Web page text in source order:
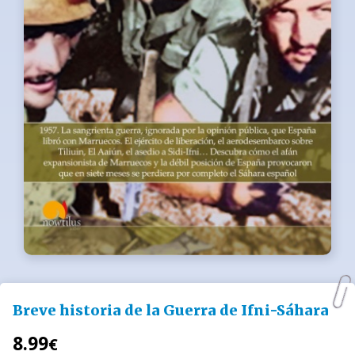
Breve historia de la Guerra de Ifni-Sáhara
8.99€